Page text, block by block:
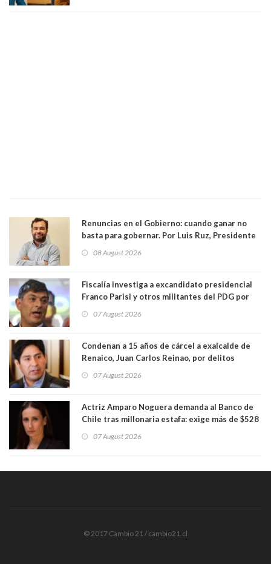
Renuncias en el Gobierno: cuando ganar no
basta para gobernar. Por Luis Ruz, Presidente
08 August 2026
Fiscalía investiga a excandidato presidencial
Franco Parisi y otros militantes del PDG por
07 August 2026
Condenan a 15 años de cárcel a exalcalde de
Renaico, Juan Carlos Reinao, por delitos
07 August 2026
Actriz Amparo Noguera demanda al Banco de
Chile tras millonaria estafa: exige más de $528
07 August 2026
© 2017 Cambio 21 / cambio21.cl